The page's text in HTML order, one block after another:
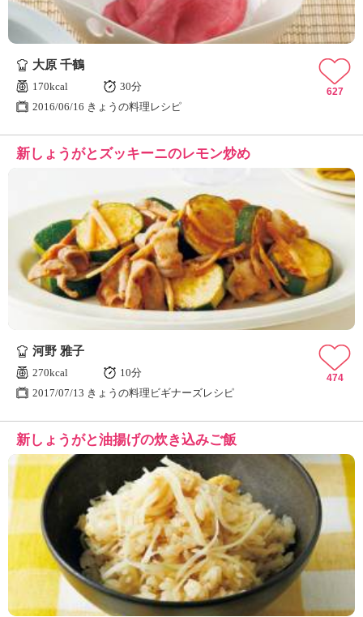
大原 千鶴
170kcal
30分
2016/06/16 きょうの料理レシピ
627
新しょうがとズッキーニのレモン炒め
河野 雅子
270kcal
10分
2017/07/13 きょうの料理ビギナーズレシピ
474
新しょうがと油揚げの炊き込みご飯